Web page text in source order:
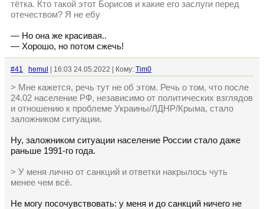
тётка. Кто такой этот Борисов и какие его заслуги перед
отечеством? Я не ебу
— Но она же красивая..
— Хорошо, но потом сжечь!
#41 hemul | 16:03 24.05.2022 | Кому: Tim0
> Мне кажется, речь тут не об этом. Речь о том, что после
24.02 население РФ, независимо от политических взглядов
и отношению к проблеме Украины/ЛДНР/Крыма, стало
заложником ситуации.
Ну, заложником ситуации население России стало даже
раньше 1991-го года.
> У меня лично от санкций и ответки накрылось чуть
менее чем всё.
Не могу посочувствовать: у меня и до санкций ничего не